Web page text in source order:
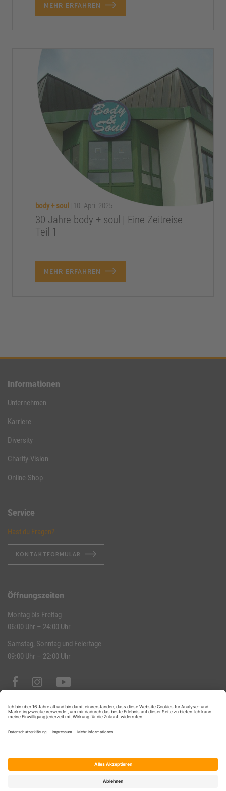
MEHR ERFAHREN
body + soul | 10. April 2025
30 Jahre body + soul | Eine Zeitreise
Teil 1
MEHR ERFAHREN
Informationen
Unternehmen
Karriere
Diversity
Charity-Vision
Online-Shop
Service
Hast du Fragen?
KONTAKTFORMULAR
Öffnungszeiten
Montag bis Freitag
06:00 Uhr – 24:00 Uhr
Samstag, Sonntag und Feiertage
09:00 Uhr – 22:00 Uhr
Hausordnung